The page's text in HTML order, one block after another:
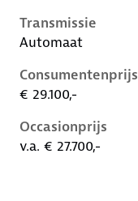
Transmissie
Automaat
Consumentenprijs
€ 29.100,-
Occasionprijs
v.a. € 27.700,-